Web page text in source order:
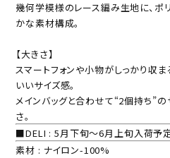
幾何学模様のレース編み生地に、ポ
かな素材構成。
【大きさ】
スマートフォンや小物がしっかり収ま
いいサイズ感。
メインバッグと合わせて“2個持ち”の
さ。
■DELI : 5月下旬～6月上旬入荷予
素材 : ナイロン-100%